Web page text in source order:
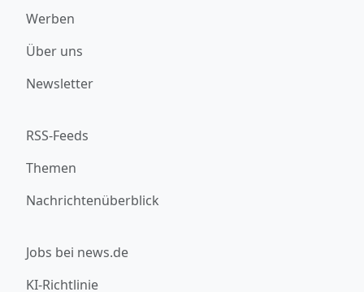
Werben
Über uns
Newsletter
RSS-Feeds
Themen
Nachrichtenüberblick
Jobs bei news.de
KI-Richtlinie